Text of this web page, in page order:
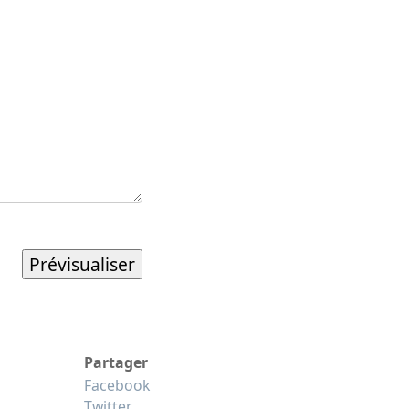
Partager
Facebook